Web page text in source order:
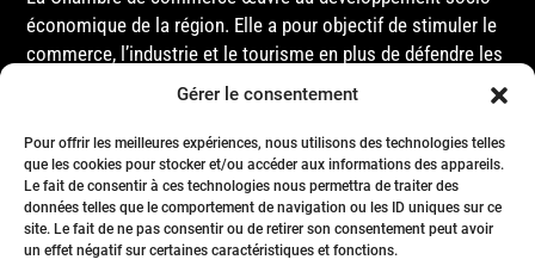
Gérer le consentement
Pour offrir les meilleures expériences, nous utilisons des technologies telles
que les cookies pour stocker et/ou accéder aux informations des appareils.
Le fait de consentir à ces technologies nous permettra de traiter des
données telles que le comportement de navigation ou les ID uniques sur ce
site. Le fait de ne pas consentir ou de retirer son consentement peut avoir
un effet négatif sur certaines caractéristiques et fonctions.
économique de la région. Elle a pour objectif de stimuler le
commerce, l’industrie et le tourisme en plus de défendre les
intérêts de ses membres et de l’ensemble de la
gouvernementales, que ce soit au niveau municipal,
provincial ou fédéral.
Accueil